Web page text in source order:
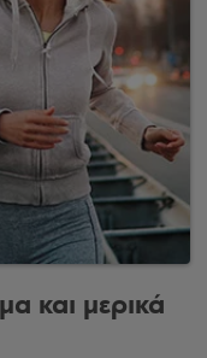
και μερικά